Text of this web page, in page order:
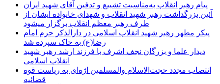
پیام رهبر انقلاب به‌مناسبت تشییع و تدفین آقای شهید ایران
آئین بزرگداشت رهبر شهید انقلاب و شهدای خانواده ایشان از
طرف رهبر معظم انقلاب برگزار میشود
پیکر مطهر رهبر شهید انقلاب اسلامی در دارالذکر حرم امام
رضا(ع) به خاک سپرده شد
دیدار علما و بزرگان نجف اشرف با فرزند ارشد رهبر شهید
انقلاب اسلامی
انتصاب مجدد حجت‌الاسلام والمسلمین اژه‌ای به ریاست قوه
قضائیه